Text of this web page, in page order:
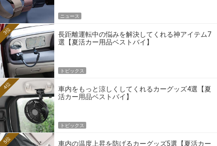
ニュース
長距離運転中の悩みを解決してくれる神アイテム7
選【夏活カー用品ベストバイ】
3位
トピックス
車内をもっと涼しくしてくれるカーグッズ4選【夏
活カー用品ベストバイ】
4位
トピックス
車内の温度上昇を防げるカーグッズ5選【夏活カー
5位